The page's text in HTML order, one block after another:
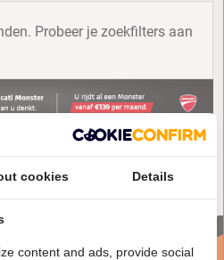
Probeer je zoekfilters aan
cookies Details
content and ads, provide social